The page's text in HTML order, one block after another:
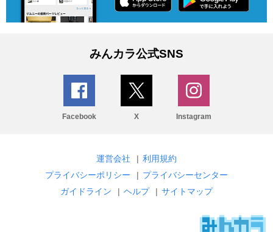
みんカラ公式SNS
Facebook X Instagram
運営会社 | 利用規約
プライバシーポリシー
| プライバシーセンター
ガイドライン
| ヘルプ | サイトマップ